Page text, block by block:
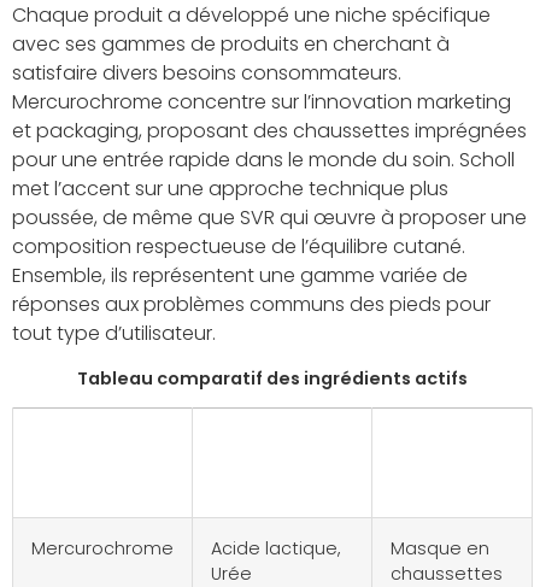
Chaque produit a développé une niche spécifique
avec ses gammes de produits en cherchant à
satisfaire divers besoins consommateurs.
Mercurochrome concentre sur l’innovation marketing
et packaging, proposant des chaussettes imprégnées
pour une entrée rapide dans le monde du soin. Scholl
met l’accent sur une approche technique plus
poussée, de même que SVR qui œuvre à proposer une
composition respectueuse de l’équilibre cutané.
Ensemble, ils représentent une gamme variée de
réponses aux problèmes communs des pieds pour
tout type d’utilisateur.
Tableau comparatif des ingrédients actifs
Mercurochrome
Acide lactique,
Urée
Masque en
chaussettes